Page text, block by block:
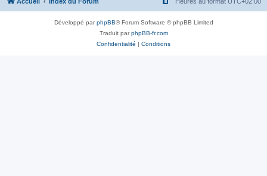
Développé parphpBB® Forum Software © phpBB Limited
Traduit parphpBB-fr.com
Confidentialité | Conditions